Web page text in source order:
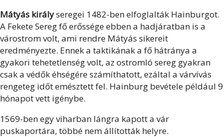
Mátyás királyseregei 1482-ben elfoglalták Hainburgot.
A Fekete Sereg fő erőssége ebben a hadjáratban is a
várostrom volt, ami rendre Mátyás sikereit
eredményezte. Ennek a taktikának a fő hátránya a
gyakori tehetetlenség volt, az ostromló sereg gyakran
csak a védők éhségére számíthatott, ezáltal a várvívás
rengeteg időt emésztett fel. Hainburg bevétele például 9
hónapot vett igénybe.
1569-ben egy viharban lángra kapott a vár
puskaportára, többé nem állították helyre.